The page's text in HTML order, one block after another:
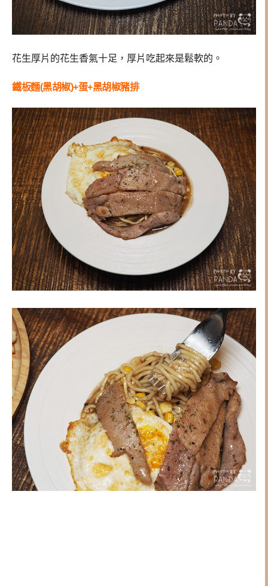
花生厚片的花生香氣十足，厚片吃起來是鬆軟的。
鐵板麵(黑胡椒)+蛋+黑胡椒豬排